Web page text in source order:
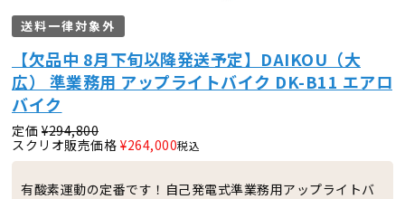
送料一律対象外
【欠品中 8月下旬以降発送予定】DAIKOU（大
広） 準業務用 アップライトバイク DK-B11 エアロ
バイク
定価 ¥294,800
スクリオ販売価格 ¥264,000税込
有酸素運動の定番です！自己発電式準業務用アップライトバ